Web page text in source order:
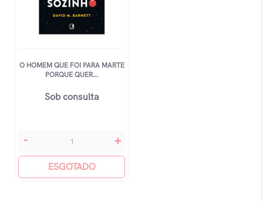
O HOMEM QUE FOI PARA MARTE
PORQUE QUER...
Sob consulta
O
Foi
- +
ESGOTADO